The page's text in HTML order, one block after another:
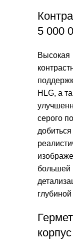
5 000
Высокая
HLG, а
серого
добиться
большей
глубиной
корпус